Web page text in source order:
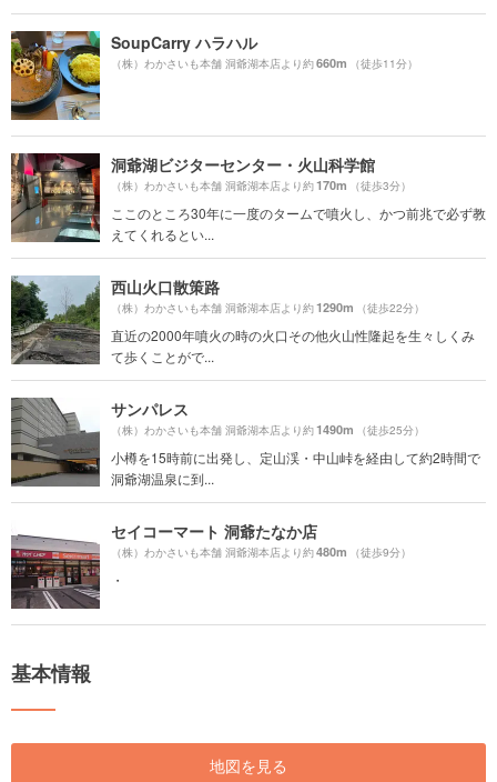
SoupCarry ハラハル
（株）わかさいも本舗 洞爺湖本店より約660m （徒歩11分）
洞爺湖ビジターセンター・火山科学館
（株）わかさいも本舗 洞爺湖本店より約170m （徒歩3分）
ここのところ30年に一度のタームで噴火し、かつ前兆で必ず教
えてくれるとい...
西山火口散策路
（株）わかさいも本舗 洞爺湖本店より約1290m （徒歩22分）
直近の2000年噴火の時の火口その他火山性隆起を生々しくみ
て歩くことがで...
サンパレス
（株）わかさいも本舗 洞爺湖本店より約1490m （徒歩25分）
小樽を15時前に出発し、定山渓・中山峠を経由して約2時間で
洞爺湖温泉に到...
セイコーマート 洞爺たなか店
（株）わかさいも本舗 洞爺湖本店より約480m （徒歩9分）
・
基本情報
地図を見る